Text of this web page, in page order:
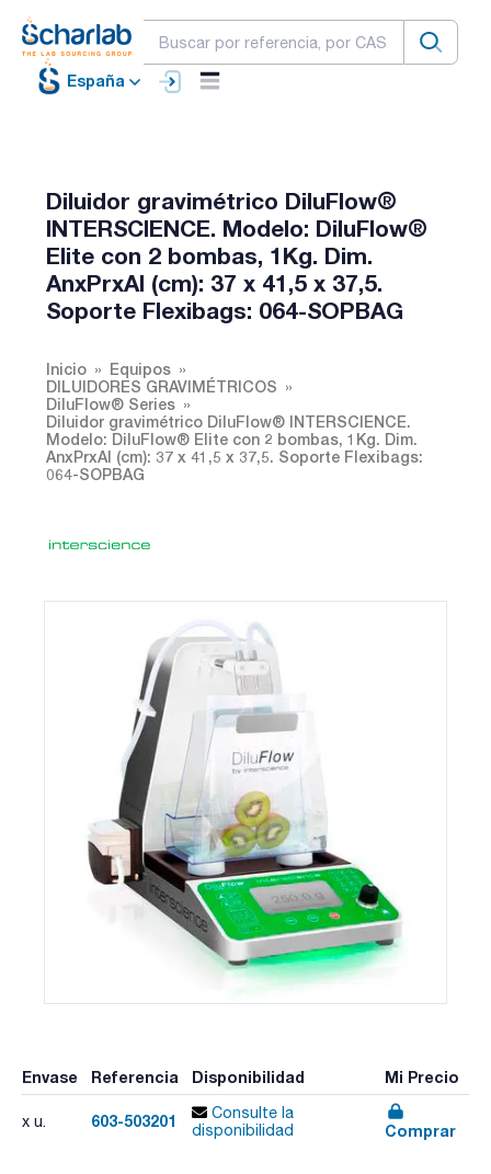
España
Diluidor gravimétrico DiluFlow®
INTERSCIENCE. Modelo: DiluFlow®
Elite con 2 bombas, 1Kg. Dim.
AnxPrxAl (cm): 37 x 41,5 x 37,5.
Soporte Flexibags: 064-SOPBAG
Inicio
Equipos
DILUIDORES GRAVIMÉTRICOS
DiluFlow® Series
Diluidor gravimétrico DiluFlow® INTERSCIENCE.
Modelo: DiluFlow® Elite con 2 bombas, 1Kg. Dim.
AnxPrxAl (cm): 37 x 41,5 x 37,5. Soporte Flexibags:
064-SOPBAG
Envase Referencia Disponibilidad Mi Precio
x u. 603-503201
Consulte la
disponibilidad
Comprar